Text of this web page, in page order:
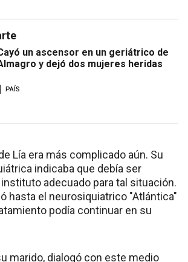
un ascensor en un geriátrico de
y dejó dos mujeres heridas
PAÍS
Lía era más complicado aún. Su
indicaba que debía ser
adecuado para tal situación.
hasta el neurosiquiatrico "Atlántica"
podía continuar en su
marido, dialogó con este medio